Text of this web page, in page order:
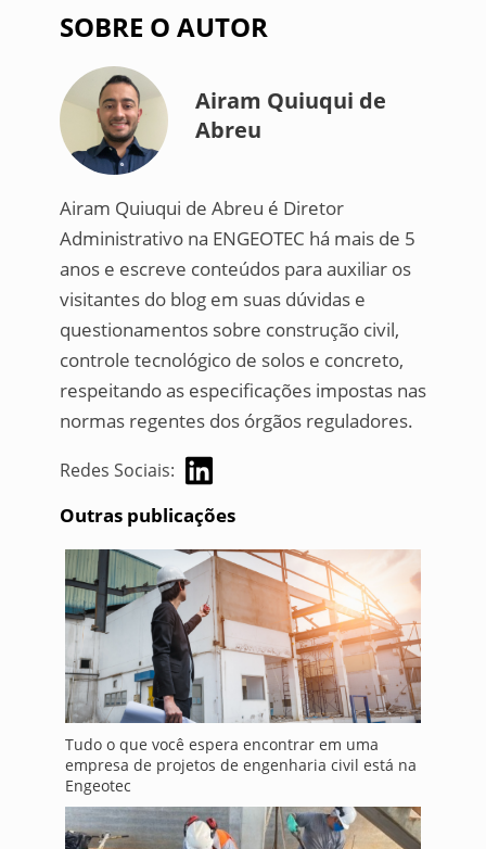
SOBRE O AUTOR
Airam Quiuqui de
Abreu
Airam Quiuqui de Abreu é Diretor
Administrativo na ENGEOTEC há mais de 5
anos e escreve conteúdos para auxiliar os
visitantes do blog em suas dúvidas e
questionamentos sobre construção civil,
controle tecnológico de solos e concreto,
respeitando as especificações impostas nas
normas regentes dos órgãos reguladores.
Redes Sociais:
Outras publicações
Tudo o que você espera encontrar em uma
empresa de projetos de engenharia civil está na
Engeotec